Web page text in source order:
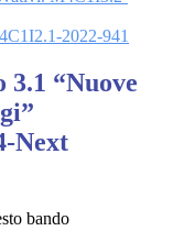
2022-941
“Nuove
Next
bando